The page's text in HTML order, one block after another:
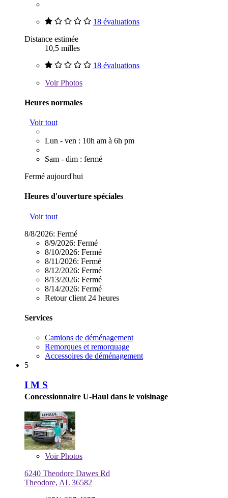
18 évaluations
Distance estimée
10,5 milles
18 évaluations
VoirPhotos
Heures normales
Voir tout
Lun - ven : 10h am à 6h pm
Sam - dim : fermé
Fermé aujourd'hui
Heures d'ouverture spéciales
Voir tout
8/8/2026: Fermé
8/9/2026: Fermé
8/10/2026: Fermé
8/11/2026: Fermé
8/12/2026: Fermé
8/13/2026: Fermé
8/14/2026: Fermé
Retour client 24 heures
Services
Camions de déménagement
Remorques et remorquage
Accessoires de déménagement
5
I M S
Concessionnaire U-Haul dans le voisinage
VoirPhotos
6240 Theodore Dawes Rd
Theodore, AL 36582